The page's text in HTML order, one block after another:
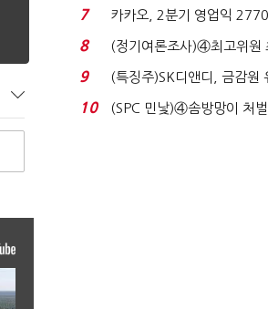
7%…일주일 만에 ...
7
카카오, 2분기 영업익
비 36% 증가...
8
(정기여론조사)④최고위원
원 '양강'…서미...
9
(특징주)SK디앤디, 금감원
장 초반 상한가...
10
(SPC 민낯)④솜방망이 처벌